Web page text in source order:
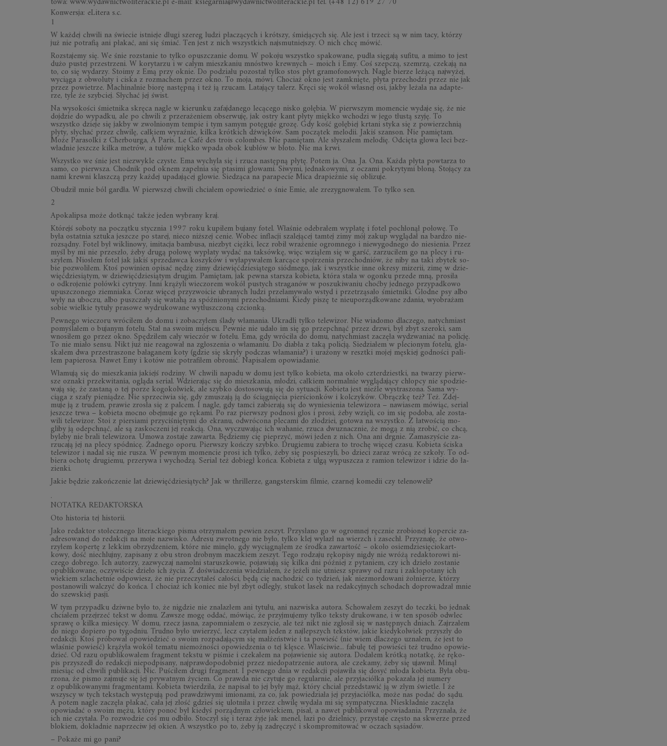
Kon­wer­sja: eLi­tera s.c.
1
W każ­dej chwili na świe­cie ist­nieje długi sze­reg lu­dzi pła­czą­cych i krót­szy, śmie­ją­cych się. Ale jest i trzeci: są w nim tacy, któ­rzy
już nie po­tra­fią ani pła­kać, ani się śmiać. Ten jest z nich wszyst­kich naj­smut­niej­szy. O nich chcę mó­wić.
Roz­sta­jemy się. We śnie roz­sta­nie to tylko opusz­cza­nie domu. W po­koju wszystko spa­ko­wane, pu­dła się­gają su­fitu, a mimo to jest
dużo pu­stej prze­strzeni. W ko­ry­ta­rzu i w ca­łym miesz­ka­niu mnó­stwo krew­nych – mo­ich i Emy. Coś szep­czą, szem­rzą, cze­kają na
to, co się wy­da­rzy. Sto­imy z Emą przy oknie. Do po­działu po­zo­stał tylko stos płyt gra­mo­fo­no­wych. Na­gle bie­rze le­żącą naj­wy­żej,
wy­ciąga z ob­wo­luty i ci­ska z roz­ma­chem przez okno. To moja, mówi. Cho­ciaż okno jest za­mknięte, płyta prze­cho­dzi przez nie jak
przez po­wie­trze. Ma­chi­nal­nie biorę na­stępną i też ją rzu­cam. La­ta­jący ta­lerz. Kręci się wo­kół wła­snej osi, jakby le­żała na ad­ap­te­
rze, tyle że szyb­ciej. Sły­chać jej świst.
Na wy­so­ko­ści śmiet­nika skręca na­gle w kie­runku za­faj­da­nego le­cą­cego ni­sko go­łę­bia. W pierw­szym mo­men­cie wy­daje się, że nie
doj­dzie do wy­padku, ale po chwili z prze­ra­że­niem ob­ser­wuję, jak ostry kant płyty miękko wcho­dzi w jego tłu­stą szyję. To
wszystko dzieje się jakby w zwol­nio­nym tem­pie i tym sa­mym po­tę­guje grozę. Gdy kość go­łę­biej krtani styka się z po­wierzch­nią
płyty, sły­chać przez chwilę, cał­kiem wy­raź­nie, kilka krót­kich dźwię­ków. Sam po­czą­tek me­lo­dii. Ja­kiś szan­son. Nie pa­mię­tam.
Może Pa­ra­solki z Cher­bo­urga, À Pa­ris, Le Café des trois co­lom­bes. Nie pa­mię­tam. Ale sły­sza­łem me­lo­dię. Od­cięta głowa leci bez­
wład­nie jesz­cze kilka me­trów, a tu­łów miękko wpada obok ku­błów w błoto. Nie ma krwi.
Wszystko we śnie jest nie­zwy­kle czy­ste. Ema wy­chyla się i rzuca na­stępną płytę. Po­tem ja. Ona. Ja. Ona. Każda płyta po­wta­rza to
samo, co pierw­sza. Chod­nik pod oknem za­peł­nia się pta­simi gło­wami. Si­wymi, jed­na­ko­wymi, z oczami po­kry­tymi błoną. Sto­jący za
nami krewni klasz­czą przy każ­dej upa­da­ją­cej gło­wie. Sie­dząca na pa­ra­pe­cie Mica dra­pież­nie się ob­li­zuje.
Obu­dził mnie ból gar­dła. W pierw­szej chwili chcia­łem opo­wie­dzieć o śnie Emie, ale zre­zy­gno­wa­łem. To tylko sen.
2
Apo­ka­lipsa może do­tknąć także je­den wy­brany kraj.
Któ­rejś so­boty na po­czątku stycz­nia 1997 roku ku­pi­łem bu­jany fo­tel. Wła­śnie ode­bra­łem wy­płatę i fo­tel po­chło­nął po­łowę. To
była ostat­nia sztuka jesz­cze po sta­rej, nieco niż­szej ce­nie. Wo­bec in­fla­cji sza­le­ją­cej tam­tej zimy mój za­kup wy­glą­dał na bar­dzo nie­
roz­sądny. Fo­tel był wi­kli­nowy, imi­ta­cja bam­busa, nie­zbyt ciężki, lecz ro­bił wra­że­nie ogrom­nego i nie­wy­god­nego do nie­sie­nia. Przez
myśl by mi nie prze­szło, żeby drugą po­łowę wy­płaty wy­dać na tak­sówkę, więc wzią­łem się w garść, za­rzu­ci­łem go na plecy i ru­
szy­łem. Nio­słem fo­tel jak ja­kiś sprze­dawca ko­szy­ków i wy­ła­py­wa­łem kar­cące spoj­rze­nia prze­chod­niów, że niby na taki zby­tek so­
bie po­zwo­li­łem. Ktoś po­wi­nien opi­sać nę­dzę zimy dzie­więć­dzie­sią­tego siód­mego, jak i wszyst­kie inne okresy mi­ze­rii, zimę w dzie­
więć­dzie­sią­tym, w dzie­więć­dzie­sią­tym dru­gim. Pa­mię­tam, jak pewna star­sza ko­bieta, która stała w ogonku przede mną, pro­siła
o od­kro­je­nie po­łówki cy­tryny. Inni krą­żyli wie­czo­rem wo­kół pu­stych stra­ga­nów w po­szu­ki­wa­niu choćby jed­nego przy­pad­kowo
upusz­czo­nego ziem­niaka. Co­raz wię­cej przy­zwo­icie ubra­nych lu­dzi prze­ła­my­wało wstyd i prze­trzą­sało śmiet­niki. Głodne psy albo
wyły na ubo­czu, albo pusz­czały się wa­tahą za spóź­nio­nymi prze­chod­niami. Kiedy pi­szę te nie­upo­rząd­ko­wane zda­nia, wy­obra­żam
so­bie wiel­kie ty­tuły pra­sowe wy­dru­ko­wane wy­tłusz­czoną czcionką.
Pew­nego wie­czoru wró­ci­łem do domu i zo­ba­czy­łem ślady wła­ma­nia. Ukra­dli tylko te­le­wi­zor. Nie wia­domo dla­czego, na­tych­miast
po­my­śla­łem o bu­ja­nym fo­telu. Stał na swoim miej­scu. Pew­nie nie udało im się go prze­pchnąć przez drzwi, był zbyt sze­roki, sam
wno­si­łem go przez okno. Spę­dzi­łem cały wie­czór w fo­telu. Ema, gdy wró­ciła do domu, na­tych­miast za­częła wy­dzwa­niać na po­li­cję.
To nie miało sensu. Nikt już nie re­ago­wał na zgło­sze­nia o wła­ma­niu. Do dia­bła z taką po­li­cją. Sie­dzia­łem w ple­cio­nym fo­telu, gła­
ska­łem dwa prze­stra­szone ba­ła­ga­nem koty (gdzie się skryły pod­czas wła­ma­nia?) i ura­żony w resztki mo­jej mę­skiej god­no­ści pa­li­
łem pa­pie­rosa. Na­wet Emy i ko­tów nie po­tra­fi­łem obro­nić. Na­pi­sa­łem opo­wia­da­nie.
Wła­mują się do miesz­ka­nia ja­kiejś ro­dziny. W chwili na­padu w domu jest tylko ko­bieta, ma około czter­dziestki, na twa­rzy pierw­
sze oznaki prze­kwi­ta­nia, ogląda se­rial. Wdzie­ra­jąc się do miesz­ka­nia, mło­dzi, cał­kiem nor­mal­nie wy­glą­da­jący chłopcy nie spo­dzie­
wają się, że za­staną o tej po­rze ko­go­kol­wiek, ale szybko do­sto­so­wują się do sy­tu­acji. Ko­bieta jest nie­źle wy­stra­szona. Sama wy­
ciąga z szafy pie­nią­dze. Nie sprze­ci­wia się, gdy zmu­szają ją do ścią­gnię­cia pier­ścion­ków i kol­czy­ków. Ob­rączkę też? Też. Zdej­
muje ją z tru­dem, pra­wie zro­sła się z pal­cem. I na­gle, gdy tamci za­bie­rają się do wy­nie­sie­nia te­le­wi­zora – na­wia­sem mó­wiąc, se­rial
jesz­cze trwa – ko­bieta mocno obej­muje go rę­kami. Po raz pierw­szy pod­nosi głos i prosi, żeby wzięli, co im się po­doba, ale zo­sta­
wili te­le­wi­zor. Stoi z pier­siami przy­ci­śnię­tymi do ekranu, od­wró­cona ple­cami do zło­dziei, go­towa na wszystko. Z ła­two­ścią mo­
gliby ją ode­pchnąć, ale są za­sko­czeni jej re­ak­cją. Ona, wy­czu­wa­jąc ich wa­ha­nie, rzuca dwu­znacz­nie, że mogą z nią zro­bić, co chcą,
by­leby nie brali te­le­wi­zora. Umowa zo­staje za­warta. Bę­dziemy cię pie­przyć, mówi je­den z nich. Ona ani drgnie. Za­ma­szy­ście za­
rzu­cają jej na plecy spód­nicę. Żad­nego oporu. Pierw­szy koń­czy szybko. Dru­giemu za­biera to tro­chę wię­cej czasu. Ko­bieta ści­ska
te­le­wi­zor i na­dal się nie ru­sza. W pew­nym mo­men­cie prosi ich tylko, żeby się po­spie­szyli, bo dzieci za­raz wrócą ze szkoły. To od­
biera ochotę dru­giemu, prze­rywa i wy­cho­dzą. Se­rial też do­biegł końca. Ko­bieta z ulgą wy­pusz­cza z ra­mion te­le­wi­zor i idzie do ła­
zienki.
Ja­kie bę­dzie za­koń­cze­nie lat dzie­więć­dzie­sią­tych? Jak w thril­le­rze, gang­ster­skim fil­mie, czar­nej ko­me­dii czy te­le­no­weli?
.
NO­TATKA RE­DAK­TOR­SKA
Oto hi­sto­ria tej hi­sto­rii.
Jako re­dak­tor sto­łecz­nego li­te­rac­kiego pi­sma otrzy­ma­łem pe­wien ze­szyt. Przy­słano go w ogrom­nej ręcz­nie zro­bio­nej ko­per­cie za­
adre­so­wa­nej do re­dak­cji na moje na­zwi­sko. Ad­resu zwrot­nego nie było, tylko klej wy­lazł na wierzch i za­sechł. Przy­znaję, że otwo­
rzy­łem ko­pertę z lek­kim obrzy­dze­niem, które nie mi­nęło, gdy wy­cią­gną­łem ze środka za­war­tość – około osiem­dzie­się­cio­kart­
kowy, dość nie­chlujny, za­pi­sany z obu stron drob­nym macz­kiem ze­szyt. Tego ro­dzaju rę­ko­pisy ni­gdy nie wróżą re­dak­to­rowi ni­
czego do­brego. Ich au­to­rzy, za­zwy­czaj na­molni sta­rusz­ko­wie, po­ja­wiają się kilka dni póź­niej z py­ta­niem, czy ich dzieło zo­sta­nie
opu­bli­ko­wane, oczy­wi­ście dzieło ich ży­cia. Z do­świad­cze­nia wie­dzia­łem, że je­żeli nie utniesz sprawy od razu i za­kło­po­tany ich
wie­kiem szla­chet­nie od­po­wiesz, że nie prze­czy­ta­łeś ca­ło­ści, będą cię na­cho­dzić co ty­dzień, jak nie­zmor­do­wani żoł­nie­rze, któ­rzy
po­sta­no­wili wal­czyć do końca. I cho­ciaż ich ko­niec nie był zbyt od­le­gły, stu­kot la­sek na re­dak­cyj­nych scho­dach do­pro­wa­dzał mnie
do szew­skiej pa­sji.
W tym przy­padku dziwne było to, że ni­g­dzie nie zna­la­złem ani ty­tułu, ani na­zwi­ska au­tora. Scho­wa­łem ze­szyt do teczki, bo jed­nak
chcia­łem przej­rzeć tekst w domu. Za­wsze mogę od­dać, mó­wiąc, że przyj­mu­jemy tylko tek­sty dru­ko­wane, i w ten spo­sób od­wlec
sprawę o kilka mie­sięcy. W domu, rzecz ja­sna, za­po­mnia­łem o ze­szy­cie, ale też nikt nie zgło­sił się w na­stęp­nych dniach. Zaj­rza­łem
do niego do­piero po ty­go­dniu. Trudno było uwie­rzyć, lecz czy­ta­łem je­den z naj­lep­szych tek­stów, ja­kie kie­dy­kol­wiek przy­szły do
re­dak­cji. Ktoś pró­bo­wał opo­wie­dzieć o swoim roz­pa­da­ją­cym się mał­żeń­stwie i ta po­wieść (nie wiem dla­czego uzna­łem, że jest to
wła­śnie po­wieść) krą­żyła wo­kół te­matu nie­moż­no­ści opo­wie­dze­nia o tej klę­sce. Wła­ści­wie... fa­bułę tej po­wie­ści też trudno opo­wie­
dzieć. Od razu opu­bli­ko­wa­łem frag­ment tek­stu w pi­śmie i cze­ka­łem na po­ja­wie­nie się au­tora. Do­da­łem krótką no­tatkę, że rę­ko­
pis przy­szedł do re­dak­cji nie­pod­pi­sany, naj­praw­do­po­dob­niej przez nie­do­pa­trze­nie au­tora, ale cze­kamy, żeby się ujaw­nił. Mi­nął
mie­siąc od chwili pu­bli­ka­cji. Nic. Pu­ści­łem drugi frag­ment. I pew­nego dnia w re­dak­cji po­ja­wiła się do­syć młoda ko­bieta. Była obu­
rzona, że pi­smo zaj­muje się jej pry­wat­nym ży­ciem. Co prawda nie czy­tuje go re­gu­lar­nie, ale przy­ja­ciółka po­ka­zała jej nu­mery
z opu­bli­ko­wa­nymi frag­men­tami. Ko­bieta twier­dziła, że na­pi­sał to jej były mąż, który chciał przed­sta­wić ją w złym świe­tle. I że
wszy­scy w tych tek­stach wy­stę­pują pod praw­dzi­wymi imio­nami, za co, jak po­wie­działa jej przy­ja­ciółka, może nas po­dać do sądu.
A po­tem na­gle za­częła pła­kać, cała jej złość gdzieś się ulot­niła i przez chwilę wy­dała mi się sym­pa­tyczna. Nie­skład­nie za­częła
opo­wia­dać o swoim mężu, który po­noć był kie­dyś po­rząd­nym czło­wie­kiem, pi­sał, a na­wet pu­bli­ko­wał opo­wia­da­nia. Przy­znała, że
ich nie czy­tała. Po roz­wo­dzie coś mu od­biło. Sto­czył się i te­raz żyje jak me­nel, łazi po dziel­nicy, przy­staje czę­sto na skwe­rze przed
blo­kiem, do­kład­nie na­prze­ciw jej okien. A wszystko po to, żeby ją za­drę­czyć i skom­pro­mi­to­wać w oczach są­sia­dów.
– Po­każe mi go pani?